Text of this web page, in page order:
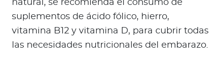
natural, se recomienda el consumo de
suplementos de ácido fólico, hierro,
vitamina B12 y vitamina D, para cubrir todas
las necesidades nutricionales del embarazo.